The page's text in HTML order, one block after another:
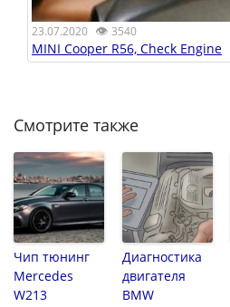
23.07.2020 👁 3540
MINI Cooper R56, Check Engine
Смотрите также
Чип тюнинг
Mercedes
W213
Диагностика
двигателя
BMW